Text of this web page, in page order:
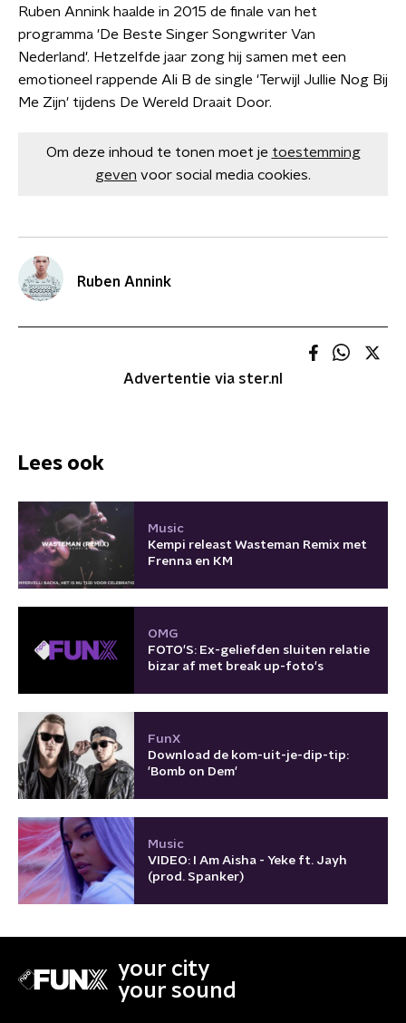
Ruben Annink haalde in 2015 de finale van het
programma 'De Beste Singer Songwriter Van
Nederland'. Hetzelfde jaar zong hij samen met een
emotioneel rappende Ali B de single 'Terwijl Jullie Nog Bij
Me Zijn' tijdens De Wereld Draait Door.
Om deze inhoud te tonen moet je toestemming
geven voor social media cookies.
Ruben Annink
Advertentie via ster.nl
Lees ook
Music
Kempi releast Wasteman Remix met
Frenna en KM
OMG
FOTO'S: Ex-geliefden sluiten relatie
bizar af met break up-foto's
FunX
Download de kom-uit-je-dip-tip:
'Bomb on Dem'
Music
VIDEO: I Am Aisha - Yeke ft. Jayh
(prod. Spanker)
your city
your sound